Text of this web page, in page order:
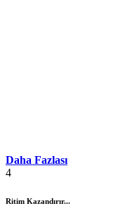
Daha Fazlası
4
Ritim Kazandırır...